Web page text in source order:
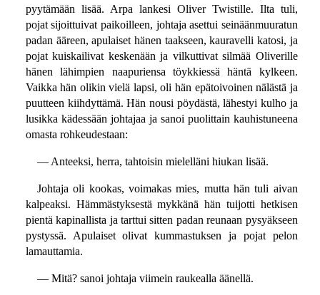
pyytämään lisää. Arpa lankesi Oliver Twistille. Ilta tuli,
pojat sijoittuivat paikoilleen, johtaja asettui seinäänmuuratun
padan ääreen, apulaiset hänen taakseen, kauravelli katosi, ja
pojat kuiskailivat keskenään ja vilkuttivat silmää Oliverille
hänen lähimpien naapuriensa töykkiessä häntä kylkeen.
Vaikka hän olikin vielä lapsi, oli hän epätoivoinen nälästä ja
puutteen kiihdyttämä. Hän nousi pöydästä, lähestyi kulho ja
lusikka kädessään johtajaa ja sanoi puolittain kauhistuneena
omasta rohkeudestaan:
— Anteeksi, herra, tahtoisin mielelläni hiukan lisää.
Johtaja oli kookas, voimakas mies, mutta hän tuli aivan
kalpeaksi. Hämmästyksestä mykkänä hän tuijotti hetkisen
pientä kapinallista ja tarttui sitten padan reunaan pysyäkseen
pystyssä. Apulaiset olivat kummastuksen ja pojat pelon
lamauttamia.
— Mitä? sanoi johtaja viimein raukealla äänellä.